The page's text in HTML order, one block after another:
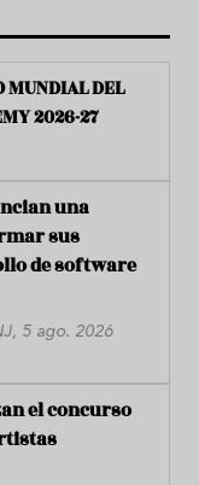
MUNDIAL DEL
2026-27
una
sus
de software
5 ago. 2026
el concurso